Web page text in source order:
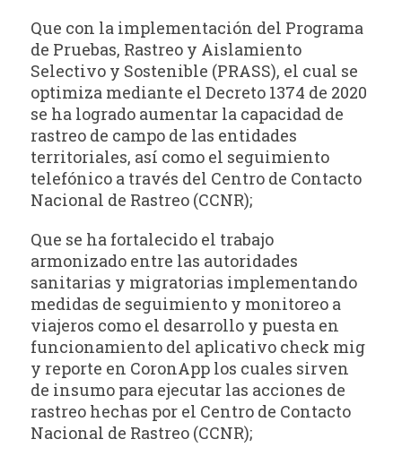
Que con la implementación del Programa
de Pruebas, Rastreo y Aislamiento
Selectivo y Sostenible (PRASS), el cual se
optimiza mediante el Decreto 1374 de 2020
se ha logrado aumentar la capacidad de
rastreo de campo de las entidades
territoriales, así como el seguimiento
telefónico a través del Centro de Contacto
Nacional de Rastreo (CCNR);
Que se ha fortalecido el trabajo
armonizado entre las autoridades
sanitarias y migratorias implementando
medidas de seguimiento y monitoreo a
viajeros como el desarrollo y puesta en
funcionamiento del aplicativo check mig
y reporte en CoronApp los cuales sirven
de insumo para ejecutar las acciones de
rastreo hechas por el Centro de Contacto
Nacional de Rastreo (CCNR);